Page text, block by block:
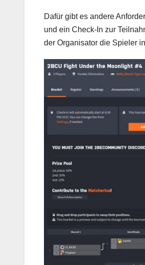
Dafür gibt es andere
und ein Check-In zur
der Organisator die Spieler